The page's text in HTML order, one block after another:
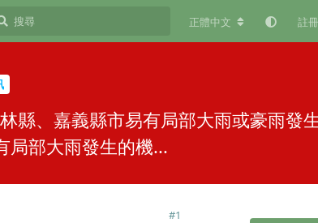
正體中文 註冊
縣、嘉義縣市易有局部大雨或豪雨發
局部大雨發生的機...
#1